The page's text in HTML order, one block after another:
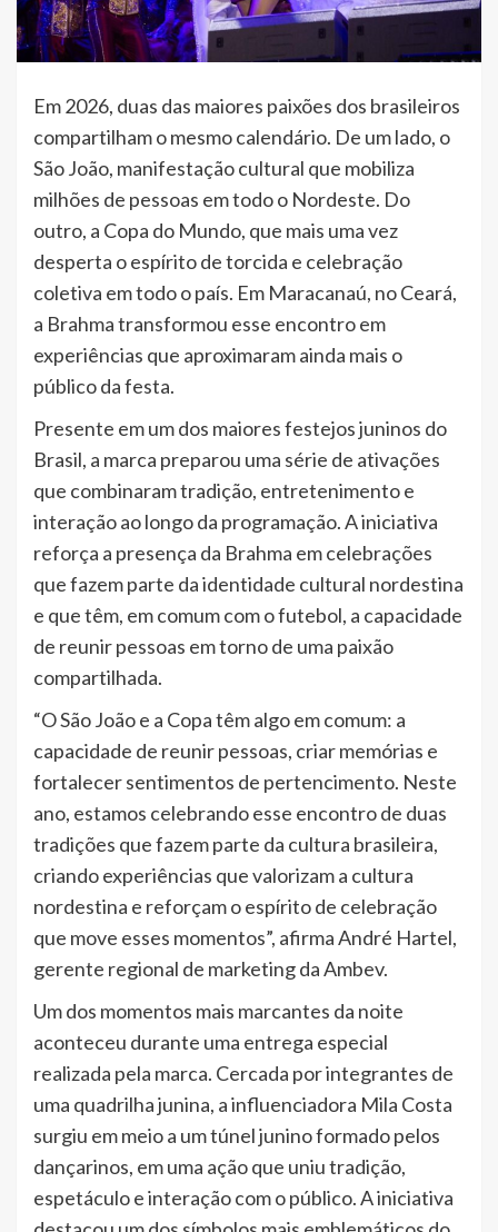
Em 2026, duas das maiores paixões dos brasileiros
compartilham o mesmo calendário. De um lado, o
São João, manifestação cultural que mobiliza
milhões de pessoas em todo o Nordeste. Do
outro, a Copa do Mundo, que mais uma vez
desperta o espírito de torcida e celebração
coletiva em todo o país. Em Maracanaú, no Ceará,
a Brahma transformou esse encontro em
experiências que aproximaram ainda mais o
público da festa.
Presente em um dos maiores festejos juninos do
Brasil, a marca preparou uma série de ativações
que combinaram tradição, entretenimento e
interação ao longo da programação. A iniciativa
reforça a presença da Brahma em celebrações
que fazem parte da identidade cultural nordestina
e que têm, em comum com o futebol, a capacidade
de reunir pessoas em torno de uma paixão
compartilhada.
“O São João e a Copa têm algo em comum: a
capacidade de reunir pessoas, criar memórias e
fortalecer sentimentos de pertencimento. Neste
ano, estamos celebrando esse encontro de duas
tradições que fazem parte da cultura brasileira,
criando experiências que valorizam a cultura
nordestina e reforçam o espírito de celebração
que move esses momentos”, afirma André Hartel,
gerente regional de marketing da Ambev.
Um dos momentos mais marcantes da noite
aconteceu durante uma entrega especial
realizada pela marca. Cercada por integrantes de
uma quadrilha junina, a influenciadora Mila Costa
surgiu em meio a um túnel junino formado pelos
dançarinos, em uma ação que uniu tradição,
espetáculo e interação com o público. A iniciativa